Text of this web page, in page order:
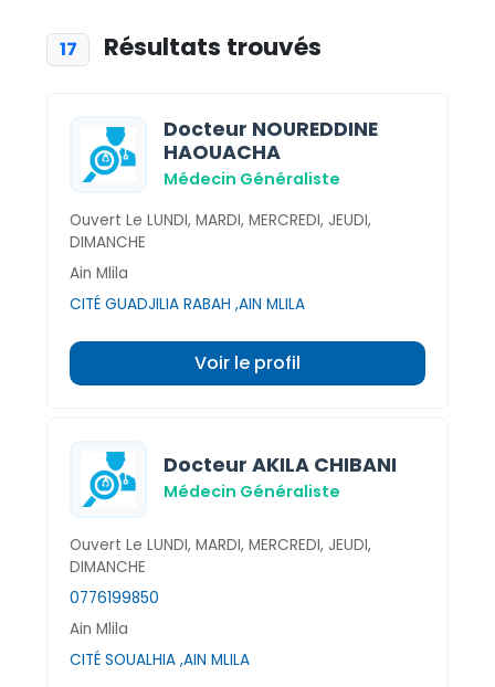
17 Résultats trouvés
Docteur NOUREDDINE
HAOUACHA
Médecin Généraliste
Ouvert Le LUNDI, MARDI, MERCREDI, JEUDI,
DIMANCHE
Ain Mlila
CITÉ GUADJILIA RABAH ,AIN MLILA
Voir le profil
Docteur AKILA CHIBANI
Médecin Généraliste
Ouvert Le LUNDI, MARDI, MERCREDI, JEUDI,
DIMANCHE
0776199850
Ain Mlila
CITÉ SOUALHIA ,AIN MLILA